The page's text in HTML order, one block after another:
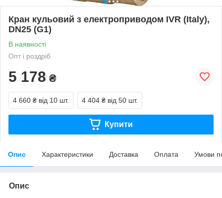
Кран кульовий з електроприводом IVR (Italy),
DN25 (G1)
В наявності
Опт і роздріб
5 178 ₴
4 660 ₴ від 10 шт. 4 404 ₴ від 50 шт.
Купити
Опис Характеристики Доставка Оплата Умови
Опис